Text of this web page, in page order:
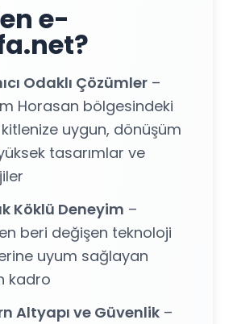
e-
Odaklı Çözümler –
Horasan bölgesindeki
uygun, dönüşüm
tasarımlar ve
Köklü Deneyim –
beri değişen teknoloji
uyum sağlayan
kadro
Altyapı ve Güvenlik –